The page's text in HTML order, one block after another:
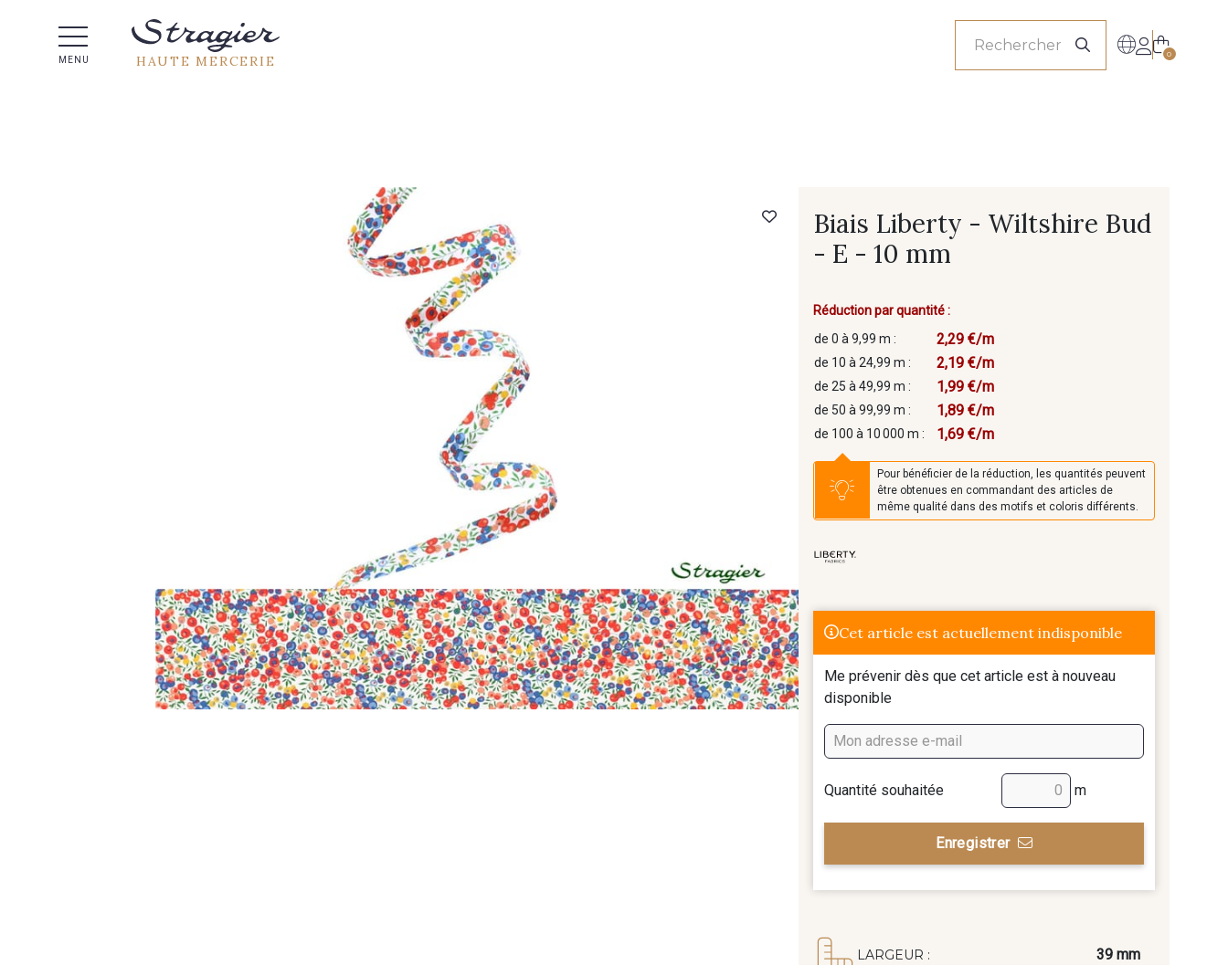
MENU HAUTE MERCERIE 0
Biais Liberty - Wiltshire Bud
- E - 10 mm
Réduction par quantité :
de 0 à 9,99 m :
2,29 €/m
de 10 à 24,99 m : 2,19 €/m
de 25 à 49,99 m : 1,99 €/m
de 50 à 99,99 m : 1,89 €/m
de 100 à 10 000 m : 1,69 €/m
Pour bénéficier de la réduction, les quantités peuvent
être obtenues en commandant des articles de
même qualité dans des motifs et coloris différents.
Cet article est actuellement indisponible
Me prévenir dès que cet article est à nouveau
disponible
Quantité souhaitée m
Enregistrer
LARGEUR : 39 mm